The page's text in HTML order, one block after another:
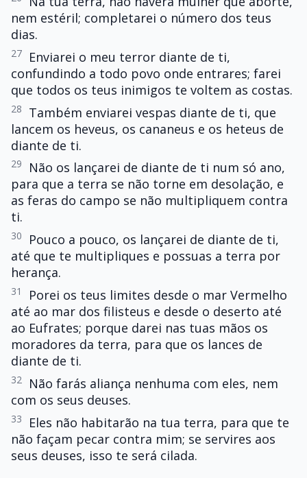
nem estéril; completarei o número dos teus
dias.
27
Enviarei o meu terror diante de ti,
confundindo a todo povo onde entrares; farei
que todos os teus inimigos te voltem as costas.
28
Também enviarei vespas diante de ti, que
lancem os heveus, os cananeus e os heteus de
diante de ti.
29
Não os lançarei de diante de ti num só ano,
para que a terra se não torne em desolação, e
as feras do campo se não multipliquem contra
ti.
30
Pouco a pouco, os lançarei de diante de ti,
até que te multipliques e possuas a terra por
herança.
31
Porei os teus limites desde o mar Vermelho
até ao mar dos filisteus e desde o deserto até
ao Eufrates; porque darei nas tuas mãos os
moradores da terra, para que os lances de
diante de ti.
32
Não farás aliança nenhuma com eles, nem
com os seus deuses.
33
Eles não habitarão na tua terra, para que te
não façam pecar contra mim; se servires aos
seus deuses, isso te será cilada.